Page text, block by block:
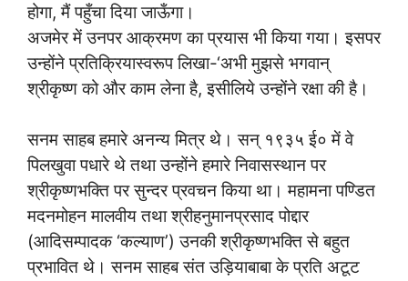
होगा, मैं पहुँचा दिया जाऊँगा।
अजमेर में उनपर आक्रमण का प्रयास भी किया गया। इसपर
उन्होंने प्रतिक्रियास्वरूप लिखा-‘अभी मुझसे भगवान्
श्रीकृष्ण को और काम लेना है, इसीलिये उन्होंने रक्षा की है।
सनम साहब हमारे अनन्य मित्र थे। सन् १९३५ ई० में वे
पिलखुवा पधारे थे तथा उन्होंने हमारे निवासस्थान पर
श्रीकृष्णभक्ति पर सुन्दर प्रवचन किया था। महामना पण्डित
मदनमोहन मालवीय तथा श्रीहनुमानप्रसाद पोद्दार
(आदिसम्पादक ‘कल्याण’) उनकी श्रीकृष्णभक्ति से बहुत
प्रभावित थे। सनम साहब संत उड़ियाबाबा के प्रति अटूट